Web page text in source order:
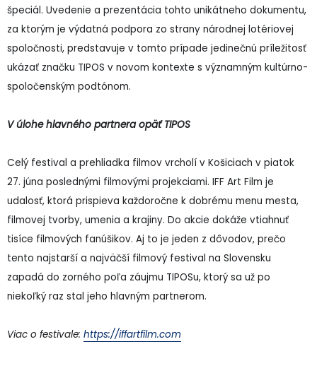
špeciál. Uvedenie a prezentácia tohto unikátneho dokumentu,
za ktorým je výdatná podpora zo strany národnej lotériovej
spoločnosti, predstavuje v tomto prípade jedinečnú príležitosť
ukázať značku TIPOS v novom kontexte s významným kultúrno-
spoločenským podtónom.
V úlohe hlavného partnera opäť TIPOS
Celý festival a prehliadka filmov vrcholí v Košiciach v piatok
27. júna poslednými filmovými projekciami. IFF Art Film je
udalosť, ktorá prispieva každoročne k dobrému menu mesta,
filmovej tvorby, umenia a krajiny. Do akcie dokáže vtiahnuť
tisíce filmových fanúšikov. Aj to je jeden z dôvodov, prečo
tento najstarší a najväčší filmový festival na Slovensku
zapadá do zorného poľa záujmu TIPOSu, ktorý sa už po
niekoľký raz stal jeho hlavným partnerom.
Viac o festivale: https://iffartfilm.com